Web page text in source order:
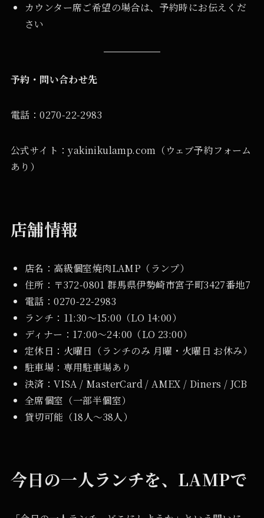
カウンター席ご希望の場合は、予約時にお伝えくだ
さい
予約・問い合わせ先
電話：0270-22-2983
公式サイト：yakinikulamp.com（ウェブ予約フォーム
あり）
店舗情報
店名：高級個室焼肉LAMP（ランプ）
住所：〒372-0801 群馬県伊勢崎市宮子町3427番地7
電話：0270-22-2983
ランチ：11:30〜15:00（LO 14:00）
ディナー：17:00〜24:00（LO 23:00）
定休日：火曜日（ランチのみ 月曜・火曜日 お休み）
駐車場：専用駐車場あり
決済：VISA / MasterCard / AMEX / Diners / JCB
全席個室（一部半個室）
貸切可能（18人〜38人）
今日の一人ランチを、LAMPで